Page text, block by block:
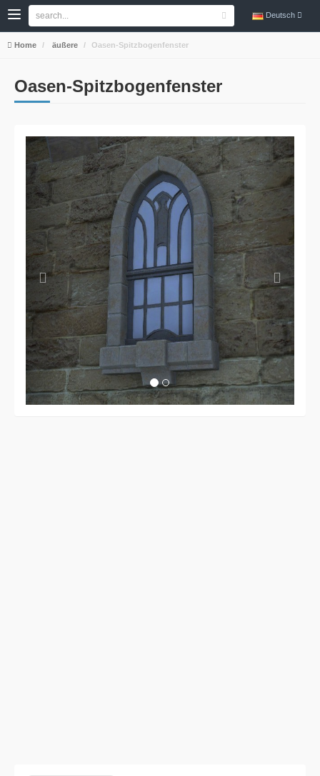
Deutsch
Home äußere Oasen-Spitzbogenfenster
Oasen-Spitzbogenfenster